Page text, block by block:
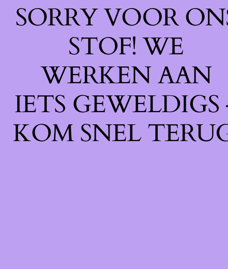
SORRY VOOR
STOF! WE
WERKEN AAN
IETS GEWELDIGS
KOM SNEL